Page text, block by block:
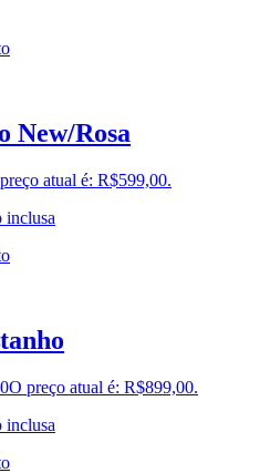
New/Rosa
atual é: R$599,00.
inclusa
O preço atual é: R$899,00.
inclusa